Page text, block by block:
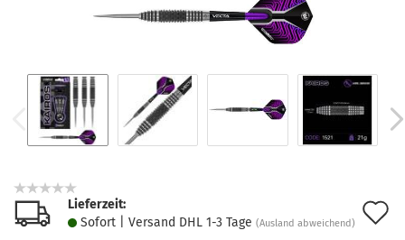
Lieferzeit:
Sofort | Versand DHL 1-3 Tage (Ausland abweichend)